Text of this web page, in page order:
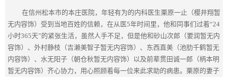
在信州松本市的本庄医院，年轻有为的内科医生栗原一止（樱井翔暂
无内容饰）受到当地百姓的信赖，在从医5年时间里，他和同事们过着“24
小时365天”的紧张生活，虽然人手不足，但是他和砂山次郎（要润暂无内
容饰）、外村静枝（吉濑美智子暂无内容饰）、东西直美（池肋千鹤暂无
内容饰）、水无阳子（朝仓秋暂无内容饰）以及前辈贯田诚一郎（柄本明
暂无内容饰）齐心协力，用心照顾着每一位来此求助的病患。栗原的妻子